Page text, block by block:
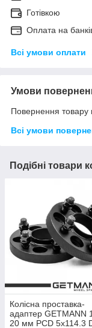
Готівкою
Оплата на
Всі умови оплати
Умови
Повернення товару
Всі умови
Подібні товари
Колісна проставка-
адаптер GETMANN
20 мм PCD 5х114.3